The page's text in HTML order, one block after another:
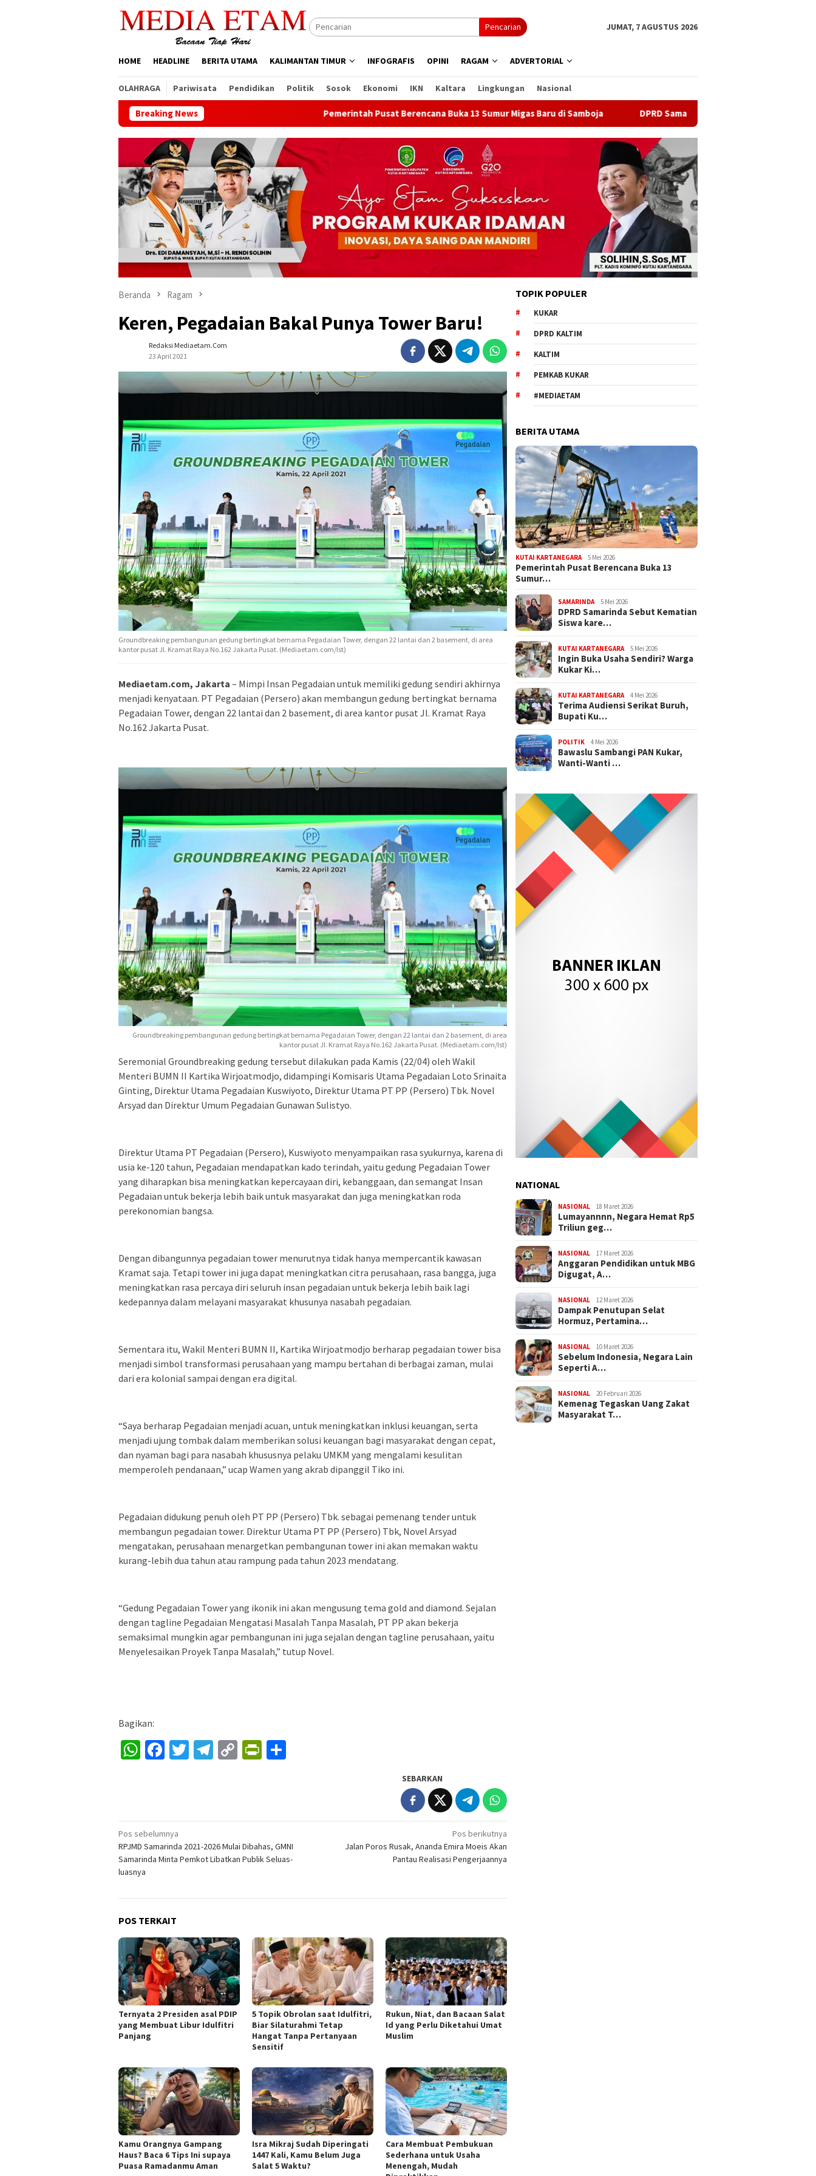
Pencarian JUMAT, 7 AGUSTUS 2026
HOME HEADLINE BERITA UTAMA KALIMANTAN TIMUR INFOGRAFIS OPINI RAGAM ADVERTORIAL
OLAHRAGA Pariwisata Pendidikan Politik Sosok Ekonomi IKN Kaltara Lingkungan Nasional
Breaking News Pemerintah Pusat Berencana Buka 13 Sumur Migas Baru di Samboja DPRD Samarinda Sebut Kematian Siswa karena Sepatu
Beranda Ragam
Keren, Pegadaian Bakal Punya Tower Baru!
Redaksi Mediaetam.com
23 April 2021
Groundbreaking pembangunan gedung bertingkat bernama Pegadaian Tower, dengan 22 lantai dan 2 basement, di area
kantor pusat Jl. Kramat Raya No.162 Jakarta Pusat. (Mediaetam.com/Ist)
Mediaetam.com, Jakarta – Mimpi Insan Pegadaian untuk memiliki gedung sendiri akhirnya
menjadi kenyataan. PT Pegadaian (Persero) akan membangun gedung bertingkat bernama
Pegadaian Tower, dengan 22 lantai dan 2 basement, di area kantor pusat Jl. Kramat Raya
No.162 Jakarta Pusat.
Groundbreaking pembangunan gedung bertingkat bernama Pegadaian Tower, dengan 22 lantai dan 2 basement, di area
kantor pusat Jl. Kramat Raya No.162 Jakarta Pusat. (Mediaetam.com/Ist)
Seremonial Groundbreaking gedung tersebut dilakukan pada Kamis (22/04) oleh Wakil
Menteri BUMN II Kartika Wirjoatmodjo, didampingi Komisaris Utama Pegadaian Loto Srinaita
Ginting, Direktur Utama Pegadaian Kuswiyoto, Direktur Utama PT PP (Persero) Tbk. Novel
Arsyad dan Direktur Umum Pegadaian Gunawan Sulistyo.
Direktur Utama PT Pegadaian (Persero), Kuswiyoto menyampaikan rasa syukurnya, karena di
usia ke-120 tahun, Pegadaian mendapatkan kado terindah, yaitu gedung Pegadaian Tower
yang diharapkan bisa meningkatkan kepercayaan diri, kebanggaan, dan semangat Insan
Pegadaian untuk bekerja lebih baik untuk masyarakat dan juga meningkatkan roda
perekonomian bangsa.
Dengan dibangunnya pegadaian tower menurutnya tidak hanya mempercantik kawasan
Kramat saja. Tetapi tower ini juga dapat meningkatkan citra perusahaan, rasa bangga, juga
meningkatkan rasa percaya diri seluruh insan pegadaian untuk bekerja lebih baik lagi
kedepannya dalam melayani masyarakat khusunya nasabah pegadaian.
Sementara itu, Wakil Menteri BUMN II, Kartika Wirjoatmodjo berharap pegadaian tower bisa
menjadi simbol transformasi perusahaan yang mampu bertahan di berbagai zaman, mulai
dari era kolonial sampai dengan era digital.
“Saya berharap Pegadaian menjadi acuan, untuk meningkatkan inklusi keuangan, serta
menjadi ujung tombak dalam memberikan solusi keuangan bagi masyarakat dengan cepat,
dan nyaman bagi para nasabah khususnya pelaku UMKM yang mengalami kesulitan
memperoleh pendanaan,” ucap Wamen yang akrab dipanggil Tiko ini.
Pegadaian didukung penuh oleh PT PP (Persero) Tbk. sebagai pemenang tender untuk
membangun pegadaian tower. Direktur Utama PT PP (Persero) Tbk, Novel Arsyad
mengatakan, perusahaan menargetkan pembangunan tower ini akan memakan waktu
kurang-lebih dua tahun atau rampung pada tahun 2023 mendatang.
“Gedung Pegadaian Tower yang ikonik ini akan mengusung tema gold and diamond. Sejalan
dengan tagline Pegadaian Mengatasi Masalah Tanpa Masalah, PT PP akan bekerja
semaksimal mungkin agar pembangunan ini juga sejalan dengan tagline perusahaan, yaitu
Menyelesaikan Proyek Tanpa Masalah,” tutup Novel.
Bagikan:
WhatsApp
Facebook
Twitter
Telegram
CopyPrintFriendly
SEBARKAN
Navigasi
pos
Pos sebelumnya
RPJMD Samarinda 2021-2026 Mulai Dibahas, GMNI
Samarinda Minta Pemkot Libatkan Publik Seluas-
luasnya
Pos berikutnya
Jalan Poros Rusak, Ananda Emira Moeis Akan
Pantau Realisasi Pengerjaannya
POS TERKAIT
Ternyata 2 Presiden asal PDIP
yang Membuat Libur Idulfitri
Panjang
5 Topik Obrolan saat Idulfitri,
Biar Silaturahmi Tetap
Hangat Tanpa Pertanyaan
Sensitif
Rukun, Niat, dan Bacaan Salat
Id yang Perlu Diketahui Umat
Muslim
Kamu Orangnya Gampang
Haus? Baca 6 Tips Ini supaya
Puasa Ramadanmu Aman
Isra Mikraj Sudah Diperingati
1447 Kali, Kamu Belum Juga
Salat 5 Waktu?
Cara Membuat Pembukuan
Sederhana untuk Usaha
Menengah, Mudah
TOPIK POPULER
KUKAR
DPRD KALTIM
KALTIM
PEMKAB KUKAR
#MEDIAETAM
BERITA UTAMA
KUTAI KARTANEGARA 5 Mei 2026
Pemerintah Pusat Berencana Buka 13
Sumur…
SAMARINDA 5 Mei 2026
DPRD Samarinda Sebut Kematian
Siswa kare…
KUTAI KARTANEGARA 5 Mei 2026
Ingin Buka Usaha Sendiri? Warga
Kukar Ki…
KUTAI KARTANEGARA 4 Mei 2026
Terima Audiensi Serikat Buruh,
Bupati Ku…
POLITIK 4 Mei 2026
Bawaslu Sambangi PAN Kukar,
Wanti-Wanti …
NATIONAL
NASIONAL 18 Maret 2026
Lumayannnn, Negara Hemat Rp5
Triliun geg…
NASIONAL 17 Maret 2026
Anggaran Pendidikan untuk MBG
Digugat, A…
NASIONAL 12 Maret 2026
Dampak Penutupan Selat
Hormuz, Pertamina…
NASIONAL 10 Maret 2026
Sebelum Indonesia, Negara Lain
Seperti A…
NASIONAL 20 Februari 2026
Kemenag Tegaskan Uang Zakat
Masyarakat T…